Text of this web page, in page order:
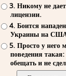
3. Никому не
лицензии.
4. Боится
Украины на
5. Просто у него
поведения такая:
обещать и не